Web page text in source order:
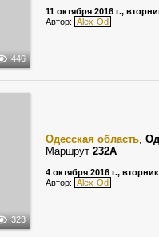
446
11 октября 2016 г.,
Автор: Alex-Od
323
Одесская область,
Маршрут 232А
4 октября 2016 г., вторник
Автор: Alex-Od